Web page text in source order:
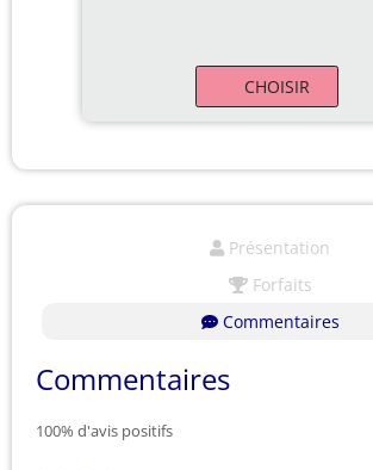
CHOISIR
Présentation
Forfaits
Commentaires
Commentaires
100% d'avis positifs